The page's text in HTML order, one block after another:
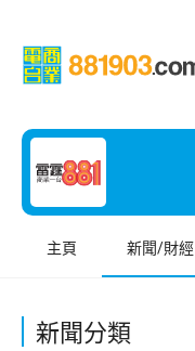
主頁 新聞/財經
新聞分類